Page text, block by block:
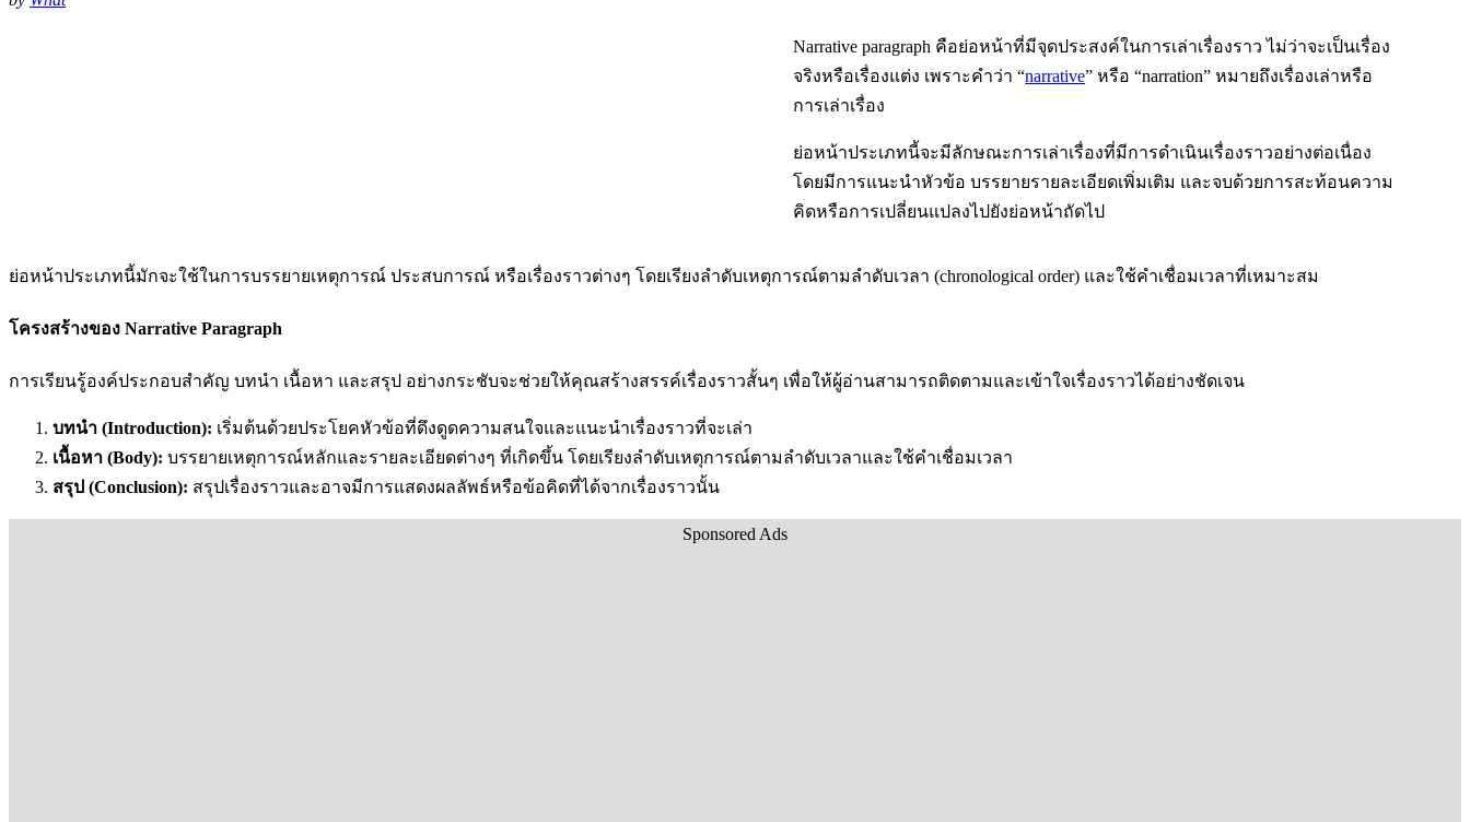
Narrative paragraph คือย่อหน้าที่มีจุดประสงค์ในการเล่าเรื่องราว ไม่ว่าจะเป็นเรื่อง
จริงหรือเรื่องแต่ง เพราะคำว่า “narrative” หรือ “narration” หมายถึงเรื่องเล่าหรือ
การเล่าเรื่อง
ย่อหน้าประเภทนี้จะมีลักษณะการเล่าเรื่องที่มีการดำเนินเรื่องราวอย่างต่อเนื่อง
โดยมีการแนะนำหัวข้อ บรรยายรายละเอียดเพิ่มเติม และจบด้วยการสะท้อนความ
คิดหรือการเปลี่ยนแปลงไปยังย่อหน้าถัดไป
ย่อหน้าประเภทนี้มักจะใช้ในการบรรยายเหตุการณ์ ประสบการณ์ หรือเรื่องราวต่างๆ โดยเรียงลำดับเหตุการณ์ตามลำดับเวลา (chronological order) และใช้คำเชื่อมเวลาที่เหมาะสม
โครงสร้างของ Narrative Paragraph
การเรียนรู้องค์ประกอบสำคัญ บทนำ เนื้อหา และสรุป อย่างกระชับจะช่วยให้คุณสร้างสรรค์เรื่องราวสั้นๆ เพื่อให้ผู้อ่านสามารถติดตามและเข้าใจเรื่องราวได้อย่างชัดเจน
บทนำ (Introduction): เริ่มต้นด้วยประโยคหัวข้อที่ดึงดูดความสนใจและแนะนำเรื่องราวที่จะเล่า
เนื้อหา (Body): บรรยายเหตุการณ์หลักและรายละเอียดต่างๆ ที่เกิดขึ้น โดยเรียงลำดับเหตุการณ์ตามลำดับเวลาและใช้คำเชื่อมเวลา
สรุป (Conclusion): สรุปเรื่องราวและอาจมีการแสดงผลลัพธ์หรือข้อคิดที่ได้จากเรื่องราวนั้น
Sponsored Ads